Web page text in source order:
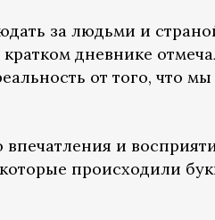
за людьми и
дневнике
от того, что
и
происходили